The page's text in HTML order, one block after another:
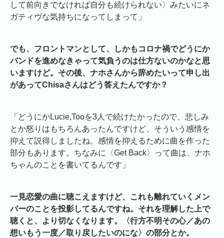
して前向きでなければ自分も続けられない〉みたいにネ
ガティヴな気持ちになってしまって」
でも、フロントマンとして、しかもコロナ禍でどうにか
バンドを進めなきゃって気負うのは仕方ないのかなと思
いますけど。その後、ナホさんから辞めたいって申し出
があってChisaさんはどう答えたんですか？
「どうにかLucie,Tooを3人で続けたかったので、悲しみ
とか怒りはもちろんあったんですけど、そういう感情を
抑えて説得しましたね。感情を抑えるために曲を作った
部分もあります。ちなみに〈Get Back〉って曲は、ナホ
ちゃんのことを書いてるんです」
一見恋愛の曲に聴こえますけど、これも離れていくメン
バーのことを投影してるんですね。それを理解した上で
聴くと、より切なくなります。〈行方不明その心／あの
想いもう一度／取り戻したいのにな〉の部分とか。